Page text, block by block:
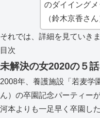
のダイイング
（鈴木京香さ
それでは、詳細を見ていきま
目次
未解決の女2020の５
2008年、養護施設「若麦学
ん）の卒園記念パーティー
河本よりも一足早く卒園し